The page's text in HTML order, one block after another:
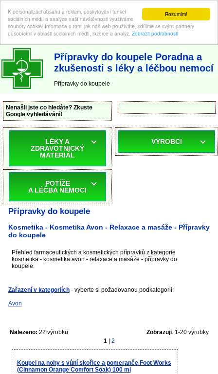
Rozumím!
K personalizaci obsahu a reklam, poskytování funkcí
sociálních médií a analýze naší návštěvnosti využíváme
soubory cookie. Informace o tom, jak náš web používáte, sdílíme se svými partnery
působícími v oblasti sociálních médií, inzerce a analýz. Zobrazit podrobnosti
ABC-LEKARNA.cz | Poradna a zkušenosti s léky a léčbou nemocí
Přípravky do koupele Poradna a
zkušenosti s léky a léčbou nemocí
Přípravky do koupele
Nenašli jste co hledáte? Zkuste
Google vyhledávání!
LÉKY A
ZDRAVOTNICKÝ
MATERIÁL
POTÍŽE
A LÉČBA NEMOCI
VÝROBCI
Přípravky do koupele
Kosmetika - Kosmetika Avon - Relaxace a masáže - Přípravky
do koupele
Přehled farmaceutických a kosmetických přípravků z kategorie
kosmetika - kosmetika avon - relaxace a masáže - přípravky do
koupele.
Zařazení v kategoriích - vyberte si požadovanou podkategorii:
Avon
Nalezeno: 22 výrobků Zobrazuji: 1-20 výrobky
1
2
Koupel na nohy s vůní skořice a pomeranče Foot Works
(Cinnamon Orange Comfort Soak) 100 ml